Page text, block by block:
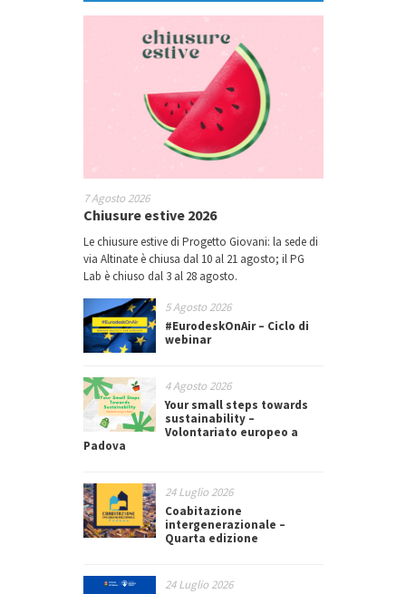
7 Agosto 2026
Chiusure estive 2026
Le chiusure estive di Progetto Giovani: la sede di
via Altinate è chiusa dal 10 al 21 agosto; il PG
Lab è chiuso dal 3 al 28 agosto.
5 Agosto 2026
#EurodeskOnAir – Ciclo di
webinar
4 Agosto 2026
Your small steps towards
sustainability –
Volontariato europeo a
Padova
24 Luglio 2026
Coabitazione
intergenerazionale –
Quarta edizione
24 Luglio 2026